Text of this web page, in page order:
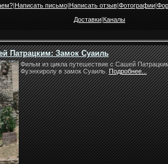
|Написать письмо|Написать отзыв|Фотографии|
Доставки|Каналы
Патрацким: Замок Суаиль
Фильм из цикла путешествие с Сашей
Фуэнхиролу в замок Суаиль.Подробнее...